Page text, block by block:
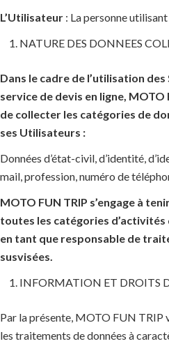
L’Utilisateur : La personne
NATURE DES DONNEES
Dans le cadre de l’utilisation
service de devis en ligne,
de collecter les catégories de
ses Utilisateurs :
Données d’état-civil, d’identité,
mail, profession, numéro de
MOTO FUN TRIP s’engage à
toutes les catégories
en tant que responsable de
susvisées.
INFORMATION ET DROITS
Par la présente, MOTO FUN TRIP
les traitements de données à